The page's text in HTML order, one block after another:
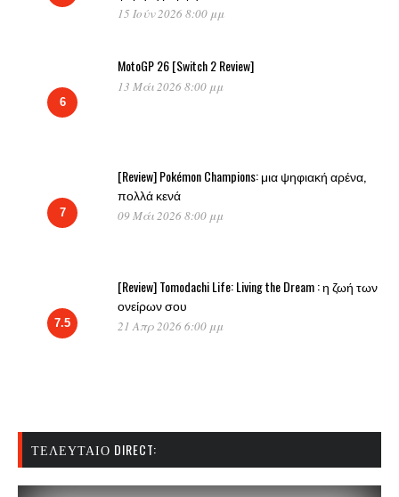
15 Ιούν 2026 8:00 μμ
6
MotoGP 26 [Switch 2 Review]
13 Μάι 2026 8:00 μμ
7
[Review] Pokémon Champions: μια ψηφιακή αρένα,
πολλά κενά
09 Μάι 2026 8:00 μμ
7.5
[Review] Tomodachi Life: Living the Dream : η ζωή των
ονείρων σου
21 Απρ 2026 6:00 μμ
ΤΕΛΕΥΤΑΊΟ DIRECT: